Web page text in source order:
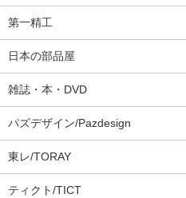
第一精工
日本の部品屋
雑誌・本・DVD
パズデザイン/Pazdesign
東レ/TORAY
ティクト/TICT